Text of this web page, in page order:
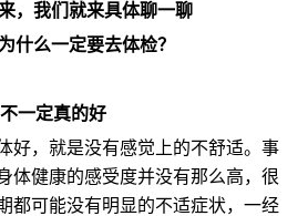
，我们就来具体聊一聊
什么一定要去体检？
一定真的好
好，就是没有感觉上的不舒适。事
体健康的感受度并没有那么高，很
都可能没有明显的不适症状，一经